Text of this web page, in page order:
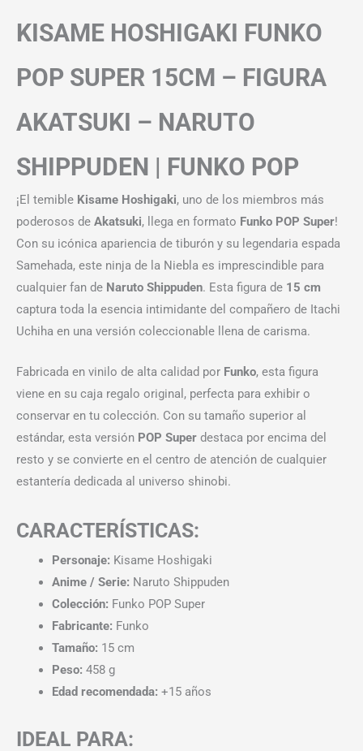
KISAME HOSHIGAKI FUNKO
POP SUPER 15CM – FIGURA
AKATSUKI – NARUTO
SHIPPUDEN | FUNKO POP
¡El temible Kisame Hoshigaki, uno de los miembros más
poderosos de Akatsuki, llega en formato Funko POP Super!
Con su icónica apariencia de tiburón y su legendaria espada
Samehada, este ninja de la Niebla es imprescindible para
cualquier fan de Naruto Shippuden. Esta figura de 15 cm
captura toda la esencia intimidante del compañero de Itachi
Uchiha en una versión coleccionable llena de carisma.
Fabricada en vinilo de alta calidad por Funko, esta figura
viene en su caja regalo original, perfecta para exhibir o
conservar en tu colección. Con su tamaño superior al
estándar, esta versión POP Super destaca por encima del
resto y se convierte en el centro de atención de cualquier
estantería dedicada al universo shinobi.
CARACTERÍSTICAS:
Personaje: Kisame Hoshigaki
Anime / Serie: Naruto Shippuden
Colección: Funko POP Super
Fabricante: Funko
Tamaño: 15 cm
Peso: 458 g
Edad recomendada: +15 años
IDEAL PARA: